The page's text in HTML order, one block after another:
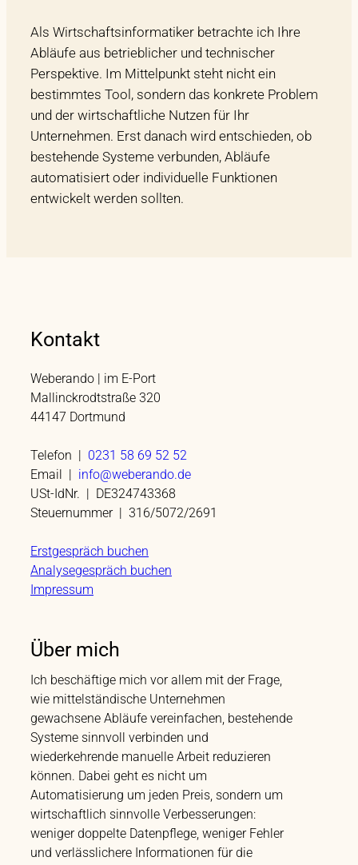
Als Wirtschaftsinformatiker betrachte ich Ihre
Abläufe aus betrieblicher und technischer
Perspektive. Im Mittelpunkt steht nicht ein
bestimmtes Tool, sondern das konkrete Problem
und der wirtschaftliche Nutzen für Ihr
Unternehmen. Erst danach wird entschieden, ob
bestehende Systeme verbunden, Abläufe
automatisiert oder individuelle Funktionen
entwickelt werden sollten.
Kontakt
Weberando | im E-Port
Mallinckrodtstraße 320
44147 Dortmund
Telefon | 0231 58 69 52 52
Email | info@weberando.de
USt-IdNr. | DE324743368
Steuernummer | 316/5072/2691
Erstgespräch buchen
Analysegespräch buchen
Impressum
Über mich
Ich beschäftige mich vor allem mit der Frage,
wie mittelständische Unternehmen
gewachsene Abläufe vereinfachen, bestehende
Systeme sinnvoll verbinden und
wiederkehrende manuelle Arbeit reduzieren
können. Dabei geht es nicht um
Automatisierung um jeden Preis, sondern um
wirtschaftlich sinnvolle Verbesserungen:
weniger doppelte Datenpflege, weniger Fehler
und verlässlichere Informationen für die